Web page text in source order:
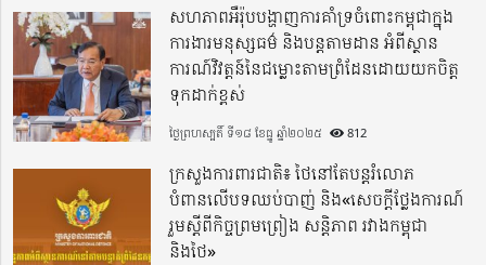
សហភាពអឺរ៉ុបបង្ហាញការគាំទ្រចំពោះកម្ពុជាក្នុង
ការងារមនុស្សធម៌ និងបន្តតាមដាន អំពីស្ថាន
ការណ៍វិវត្តន៍នៃជម្លោះតាមព្រំដែនដោយយកចិត្ត
ទុកដាក់ខ្ពស់
ថ្ងៃព្រហស្បតិ៍ ទី១៨ ខែធ្នូ ឆ្នាំ២០២៥ 812
ក្រសួងការពារជាតិ៖ ថៃនៅតែបន្តរំលោភ
បំពានលើបទឈប់បាញ់ និង«សេចក្តីថ្លែងការណ៍
រួមស្តីពីកិច្ចព្រមព្រៀង សន្តិភាព រវាងកម្ពុជា
និងថៃ»